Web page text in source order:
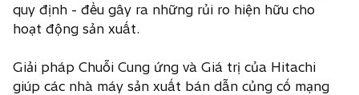
quy định - đều gây ra những rủi ro hiện hữu cho
hoạt động sản xuất.
Giải pháp Chuỗi Cung ứng và Giá trị của Hitachi
giúp các nhà máy sản xuất bán dẫn củng cố mạng